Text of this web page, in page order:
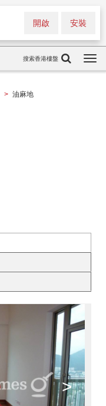
安裝
開啟
搜索香港樓盤
> 油麻地
>